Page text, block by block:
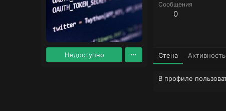
Недоступно
Сообщения
0
Стена Активность
В профиле